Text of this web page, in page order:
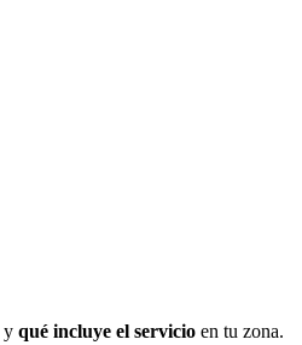
y qué incluye el servicio en tu zona.